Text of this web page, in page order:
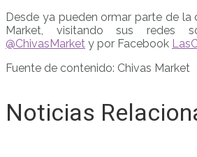
Desde ya pueden ormar parte de la
Market, visitando sus redes
@ChivasMarket y por Facebook
Fuente de contenido: Chivas Market
Noticias